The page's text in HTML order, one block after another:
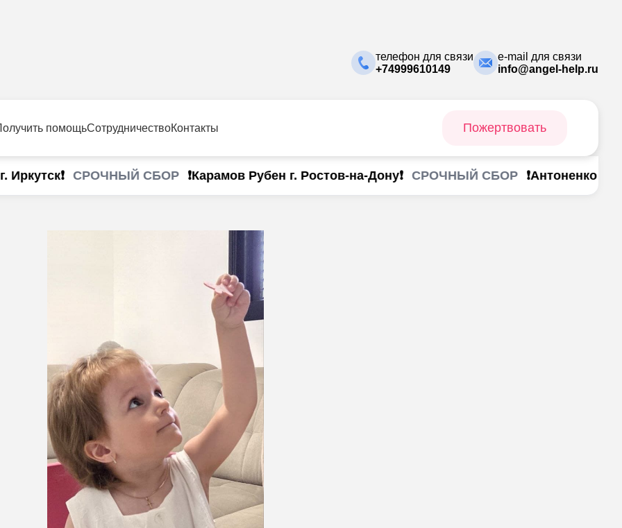
телефон для связи
+74999610149
e-mail для связи
info@angel-help.ru
помощьСотрудничествоКонтакты Пожертвовать
СРОЧНЫЙ СБОР ❗Карамов Рубен г. Ростов-на-Дону❗ СРОЧНЫЙ СБОР ❗Антоненко